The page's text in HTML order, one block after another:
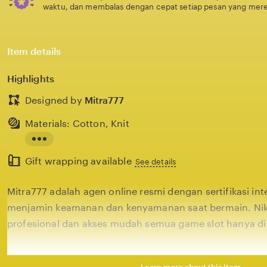
waktu, dan membalas dengan cepat setiap pesan yang
Item details
Highlights
Designed by Mitra777
the
description
Materials: Cotton, Knit
Gift wrapping available See details
Mitra777 adalah agen online resmi dengan sertifikasi
menjamin keamanan dan kenyamanan saat bermain.
profesional dan akses mudah semua game slot hanya